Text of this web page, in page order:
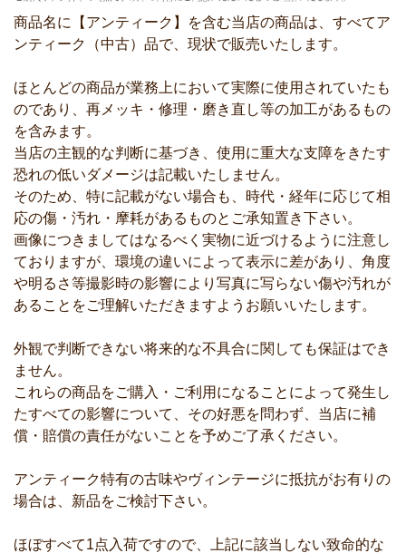
商品名に【アンティーク】を含む当店の商品は、すべてア
ンティーク（中古）品で、現状で販売いたします。
ほとんどの商品が業務上において実際に使用されていたも
のであり、再メッキ・修理・磨き直し等の加工があるもの
を含みます。
当店の主観的な判断に基づき、使用に重大な支障をきたす
恐れの低いダメージは記載いたしません。
そのため、特に記載がない場合も、時代・経年に応じて相
応の傷・汚れ・摩耗があるものとご承知置き下さい。
画像につきましてはなるべく実物に近づけるように注意し
ておりますが、環境の違いによって表示に差があり、角度
や明るさ等撮影時の影響により写真に写らない傷や汚れが
あることをご理解いただきますようお願いいたします。
外観で判断できない将来的な不具合に関しても保証はでき
ません。
これらの商品をご購入・ご利用になることによって発生し
たすべての影響について、その好悪を問わず、当店に補
償・賠償の責任がないことを予めご了承ください。
アンティーク特有の古味やヴィンテージに抵抗がお有りの
場合は、新品をご検討下さい。
ほぼすべて1点入荷ですので、上記に該当しない致命的な